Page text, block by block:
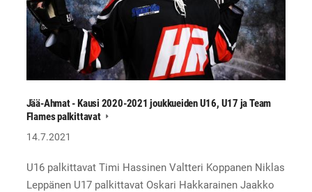
Jää-Ahmat - Kausi 2020-2021 joukkueiden U16, U17 ja Team
Flames palkittavat
14.7.2021
U16 palkittavat Timi Hassinen Valtteri Koppanen Niklas
Leppänen U17 palkittavat Oskari Hakkarainen Jaakko